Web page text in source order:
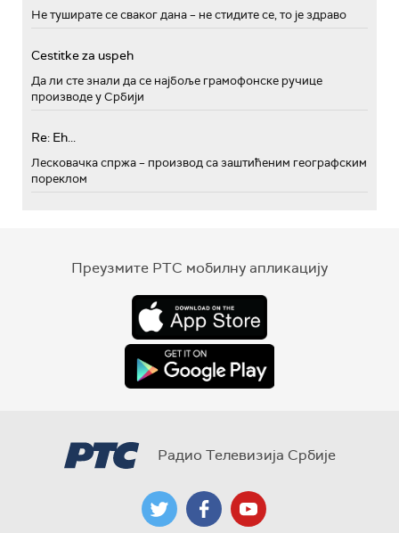
Не туширате се сваког дана – не стидите се, то је здраво
Cestitke za uspeh
Да ли сте знали да се најбоље грамофонске ручице
производе у Србији
Re: Eh...
Лесковачка спржа – производ са заштићеним географским
пореклом
Преузмите РТС мобилну апликацију
Радио Телевизија Србије